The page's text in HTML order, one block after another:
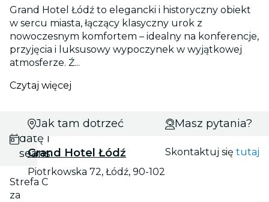
Grand Hotel Łódź to elegancki i historyczny obiekt
w sercu miasta, łączący klasyczny urok z
nowoczesnym komfortem – idealny na konferencje,
przyjęcia i luksusowy wypoczynek w wyjątkowej
atmosferze. Ź...
Czytaj więcej
Wybierz
datę i
seans
Strefa C
za
Jak tam dotrzeć
Grand Hotel Łódź
Piotrkowska 72, Łódź, 90-102
Masz pytania?
Skontaktuj się tutaj